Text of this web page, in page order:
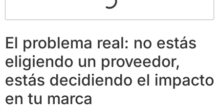
El problema real: no estás
eligiendo un proveedor,
estás decidiendo el impacto
en tu marca